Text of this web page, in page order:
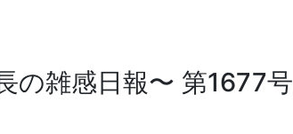
の雑感日報〜 第1677号